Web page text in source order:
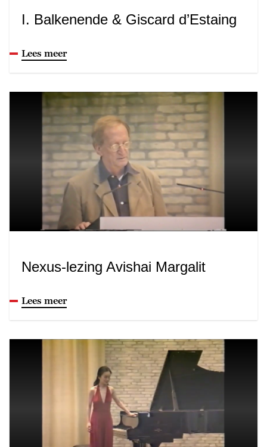
I. Balkenende & Giscard d’Estaing
Lees meer
Nexus-lezing Avishai Margalit
Lees meer